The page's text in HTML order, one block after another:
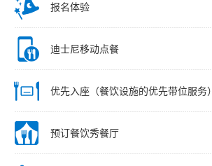
报名体验
迪士尼移动点餐
优先入座（餐饮设施的优先带位服务）
预订餐饮秀餐厅